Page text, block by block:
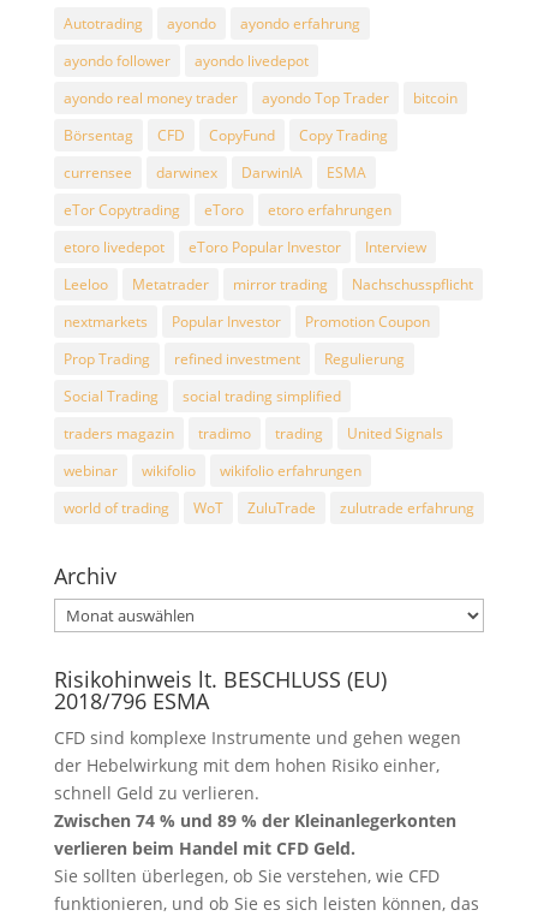
Autotrading ayondo
ayondo erfahrung
ayondo follower
ayondo livedepot
ayondo real money trader
ayondo Top Trader
bitcoin
Börsentag
CFD CopyFund
Copy Trading
currensee
darwinex DarwinIA
ESMA
eTor Copytrading
eToro
etoro erfahrungen
etoro livedepot
eToro Popular Investor
Interview
Leeloo
Metatrader mirror trading
Nachschusspflicht
nextmarkets
Popular Investor
Promotion Coupon
Prop Trading
refined investment
Regulierung
Social Trading
social trading simplified
traders magazin
tradimo trading
United Signals
webinar
wikifolio
wikifolio erfahrungen
world of trading
WoT ZuluTrade zulutrade erfahrung
Archiv
Archiv
Risikohinweis lt. BESCHLUSS (EU)
2018/796 ESMA
CFD sind komplexe Instrumente und gehen wegen
der Hebelwirkung mit dem hohen Risiko einher,
schnell Geld zu verlieren.
Zwischen 74 % und 89 % der Kleinanlegerkonten
verlieren beim Handel mit CFD Geld.
Sie sollten überlegen, ob Sie verstehen, wie CFD
funktionieren, und ob Sie es sich leisten können, das